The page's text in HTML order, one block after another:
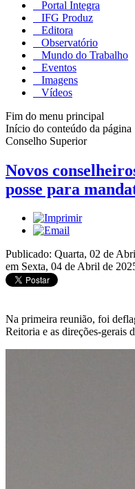
Portal Integra
IFG Produz
Editora
Observatório
Mundo do Trabalho
Eventos
Imagens
Vídeos
Fim do menu principal
Início do conteúdo da página
Conselho Superior
Novos
posse para
Publicado: Quarta, 02 de
em Sexta, 04 de Abril de
Na primeira reunião, foi
Reitoria e as direções-gerais